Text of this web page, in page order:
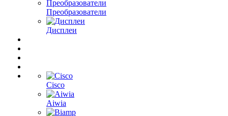
Преобразователи
Дисплеи
Cisco
Aiwia